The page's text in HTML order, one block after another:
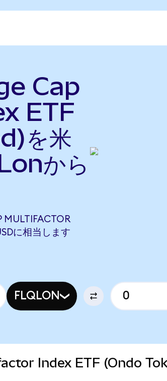
Cap
ETF
を米
から
MULTIFACTOR
に相当します
FLQLON
Index ETF (Ondo